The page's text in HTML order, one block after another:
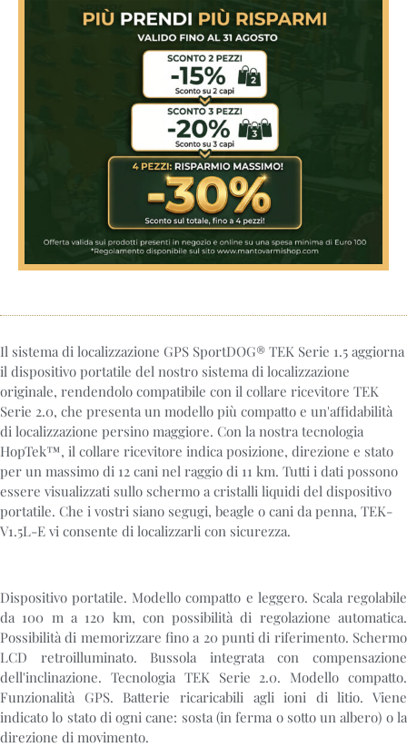
Il sistema di localizzazione GPS SportDOG® TEK Serie 1.5 aggiorna
il dispositivo portatile del nostro sistema di localizzazione
originale, rendendolo compatibile con il collare ricevitore TEK
Serie 2.0, che presenta un modello più compatto e un'affidabilità
di localizzazione persino maggiore. Con la nostra tecnologia
HopTek™, il collare ricevitore indica posizione, direzione e stato
per un massimo di 12 cani nel raggio di 11 km. Tutti i dati possono
essere visualizzati sullo schermo a cristalli liquidi del dispositivo
portatile. Che i vostri siano segugi, beagle o cani da penna, TEK-
V1.5L-E vi consente di localizzarli con sicurezza.
Dispositivo portatile. Modello compatto e leggero. Scala regolabile
da 100 m a 120 km, con possibilità di regolazione automatica.
Possibilità di memorizzare fino a 20 punti di riferimento. Schermo
LCD retroilluminato. Bussola integrata con compensazione
dell'inclinazione. Tecnologia TEK Serie 2.0. Modello compatto.
Funzionalità GPS. Batterie ricaricabili agli ioni di litio. Viene
indicato lo stato di ogni cane: sosta (in ferma o sotto un albero) o la
direzione di movimento.